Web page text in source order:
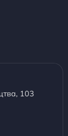
103